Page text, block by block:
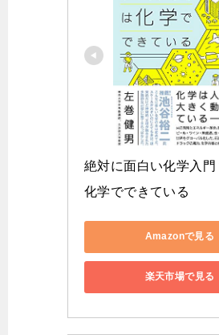
絶対に面白い化学入門
化学でできている
Amazonで見る
楽天市場で見る